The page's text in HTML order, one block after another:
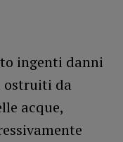
ingenti danni
ostruiti da
acque,